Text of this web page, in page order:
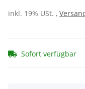
inkl. 19% USt. ,
Sofort verfügbar